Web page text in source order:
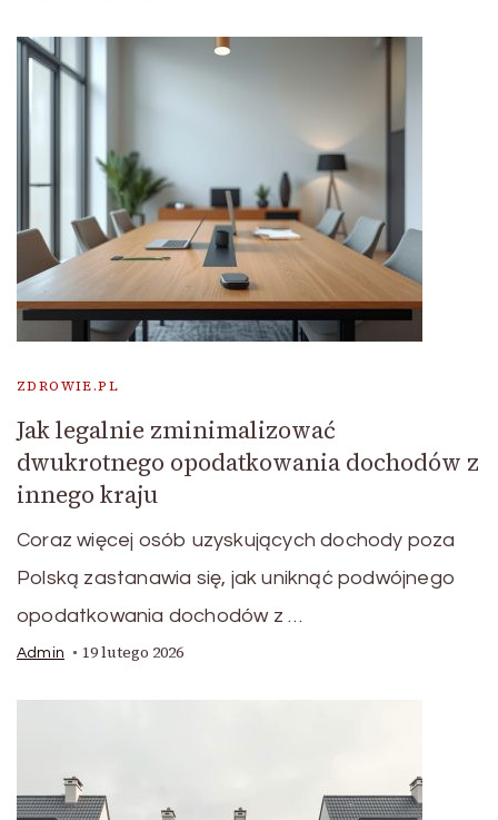
ZDROWIE.PL
Jak legalnie zminimalizować
dwukrotnego opodatkowania dochodów z
innego kraju
Coraz więcej osób uzyskujących dochody poza
Polską zastanawia się, jak uniknąć podwójnego
opodatkowania dochodów z …
Admin 19 lutego 2026